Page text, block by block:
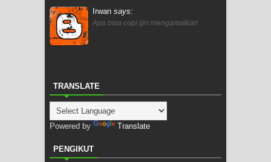
Irwan says:
Apa bisa copi ijin mengamalkan
TRANSLATE
Powered by Translate
PENGIKUT